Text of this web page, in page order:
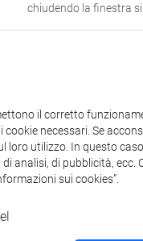
si svolge
chiudendo la finestra
il corretto
necessari. Se
utilizzo. In questo
di pubblicità, ecc.
sui cookies”.